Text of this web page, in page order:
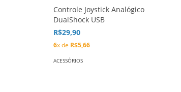
Controle Joystick Analógico
DualShock USB
R$29,90
6x de R$5,66
ACESSÓRIOS